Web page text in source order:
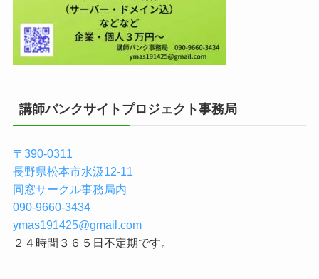
講師バンクサイトプロジェクト事務局
〒390-0311
長野県松本市水汲12-11
同窓サークル事務局内
090-9660-3434
ymas191425@gmail.com
２４時間３６５日不定期です。